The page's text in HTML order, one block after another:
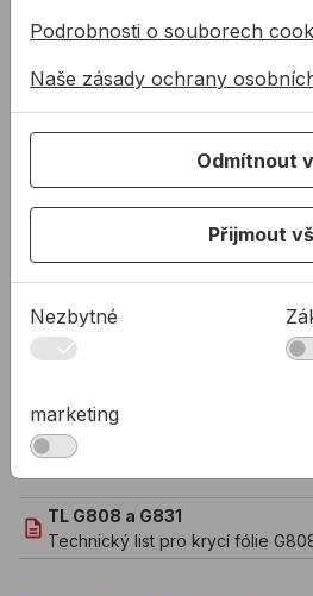
Použití:
ochrana proti znečištění a
výrobě, přepravě a montáži
hladké, jemně
PVC profily (např. okenní
lakované povrchy
leštěný a matný hliník
UV stabilita 12 měsíců
Barva:
Ke stažení
TL G808 a G831
Technický list pro krycí fólie
Podrobnosti o souborech
Naše zásady ochrany
Odmítnout
Přijmout
Nezbytné
marketing